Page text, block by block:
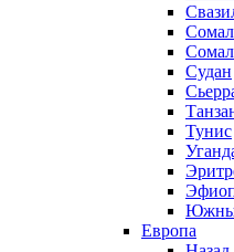
Судан
Тунис
Европа